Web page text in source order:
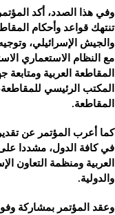
وفي هذا الصدد، أكد
تنتهك قواعد وأحكام
والجيش الإسرائيلي،
مع النظام الاستعماري
المقاطعة العربية
المكتب الرئيسي
المقاطعة.
في كافة الدول، مشددا على
العربية ومنظمة التعاون
والدولية.
وعقد المؤتمر بمشاركة